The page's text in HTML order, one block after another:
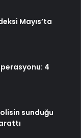
Mayıs’ta
4
sunduğu